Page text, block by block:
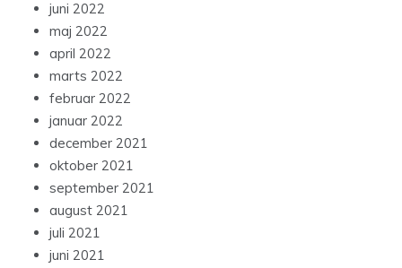
juni 2022
maj 2022
april 2022
marts 2022
februar 2022
januar 2022
december 2021
oktober 2021
september 2021
august 2021
juli 2021
juni 2021